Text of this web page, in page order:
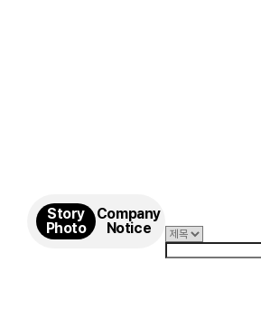
Story
Photo
Company
Notice